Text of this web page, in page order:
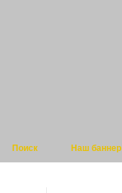
Поиск Наш баннер